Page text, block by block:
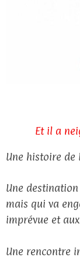
Et il a
Une histoire
Une
mais qui va
imprévue et
Une rencontre